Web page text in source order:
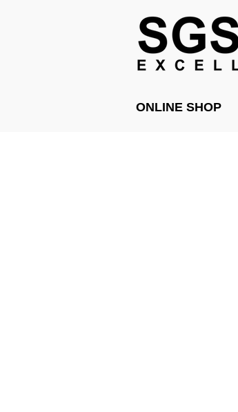
ONLINE SHOP